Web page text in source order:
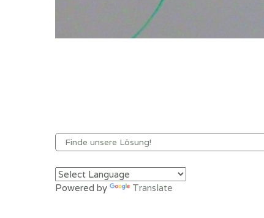
Powered by Translate